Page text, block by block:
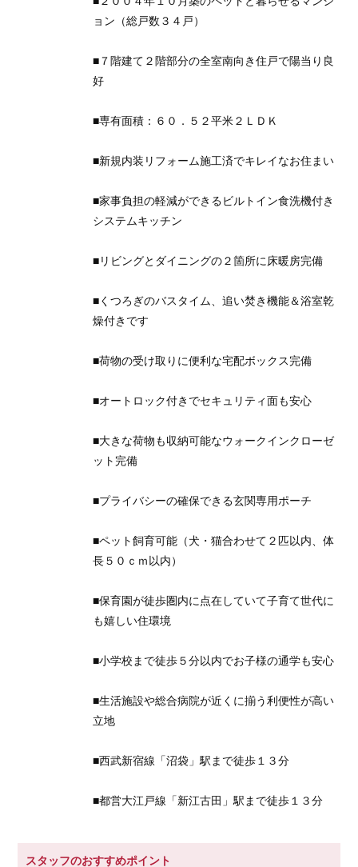
ョン（総戸数３４戸）
■７階建て２階部分の全室南向き住戸で陽当り良
好
■専有面積：６０．５２平米２ＬＤＫ
■新規内装リフォーム施工済でキレイなお住まい
■家事負担の軽減ができるビルトイン食洗機付き
システムキッチン
■リビングとダイニングの２箇所に床暖房完備
■くつろぎのバスタイム、追い焚き機能＆浴室乾
燥付きです
■荷物の受け取りに便利な宅配ボックス完備
■オートロック付きでセキュリティ面も安心
■大きな荷物も収納可能なウォークインクローゼ
ット完備
■プライバシーの確保できる玄関専用ポーチ
■ペット飼育可能（犬・猫合わせて２匹以内、体
長５０ｃｍ以内）
■保育園が徒歩圏内に点在していて子育て世代に
も嬉しい住環境
■小学校まで徒歩５分以内でお子様の通学も安心
■生活施設や総合病院が近くに揃う利便性が高い
立地
■西武新宿線「沼袋」駅まで徒歩１３分
■都営大江戸線「新江古田」駅まで徒歩１３分
スタッフのおすすめポイント